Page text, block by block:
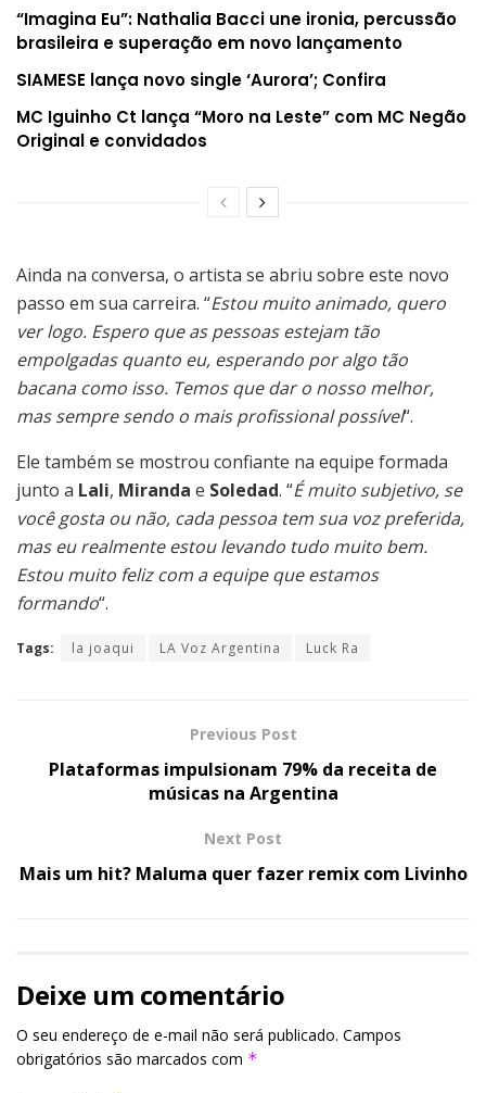
“Imagina Eu”: Nathalia Bacci une ironia, percussão
brasileira e superação em novo lançamento
SIAMESE lança novo single ‘Aurora’; Confira
MC Iguinho Ct lança “Moro na Leste” com MC Negão
Original e convidados
Ainda na conversa, o artista se abriu sobre este novo
passo em sua carreira. “Estou muito animado, quero
ver logo. Espero que as pessoas estejam tão
empolgadas quanto eu, esperando por algo tão
bacana como isso. Temos que dar o nosso melhor,
mas sempre sendo o mais profissional possível“.
Ele também se mostrou confiante na equipe formada
junto a Lali, Miranda e Soledad. “É muito subjetivo, se
você gosta ou não, cada pessoa tem sua voz preferida,
mas eu realmente estou levando tudo muito bem.
Estou muito feliz com a equipe que estamos
formando“.
Tags: la joaqui LA Voz Argentina Luck Ra
Previous Post
Plataformas impulsionam 79% da receita de
músicas na Argentina
Next Post
Mais um hit? Maluma quer fazer remix com Livinho
Deixe um comentário
O seu endereço de e-mail não será publicado. Campos
obrigatórios são marcados com *